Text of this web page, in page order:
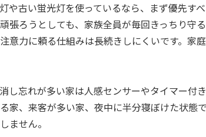
や古い蛍光灯を使っているなら、まず優先す
張ろうとしても、家族全員が毎回きっちり守
意力に頼る仕組みは長続きしにくいです。家
し忘れが多い家は人感センサーやタイマー付
家、来客が多い家、夜中に半分寝ぼけた状態
ません。